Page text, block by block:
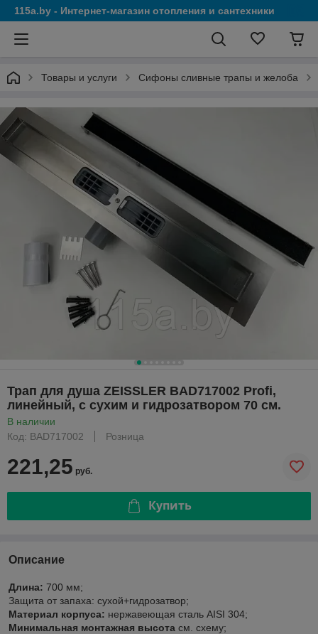
115a.by - Интернет-магазин отопления и сантехники
Товары и услуги Сифоны сливные трапы и желоба
Трап для душа ZEISSLER BAD717002 Profi,
линейный, с сухим и гидрозатвором 70 см.
В наличии
Код: BAD717002
Розница
221,25 руб.
Купить
Описание
Длина: 700 мм;
Защита от запаха: сухой+гидрозатвор;
Материал корпуса: нержавеющая сталь AISI 304;
Минимальная монтажная высота см. схему;